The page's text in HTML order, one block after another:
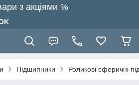
з акціями %
Підшипники Роликові сферичні